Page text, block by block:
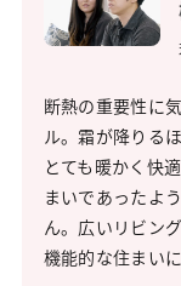
断熱の重要性に
ル。霜が降りる
とても暖かく快
まいであったよ
ん。広いリビン
機能的な住まい